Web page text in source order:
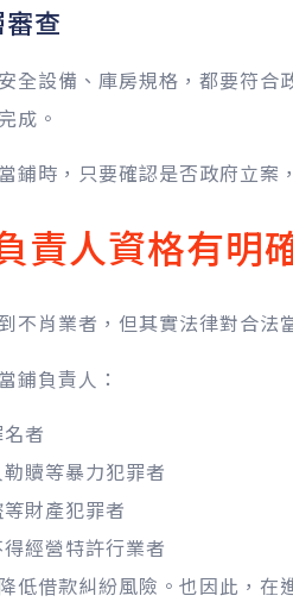
查
全設備、庫房規格，都要符
成。
鋪時，只要確認是否政府立案
責人資格有明
不肖業者，但其實法律對合法
鋪負責人：
者
贖等暴力犯罪者
財產犯罪者
經營特許行業者
低借款糾紛風險。也因此，